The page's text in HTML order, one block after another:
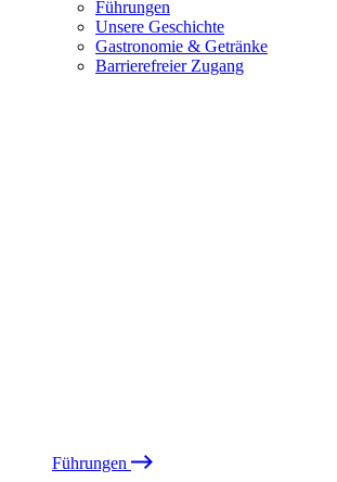
Führungen
Unsere Geschichte
Gastronomie & Getränke
Barrierefreier Zugang
Führungen